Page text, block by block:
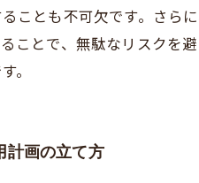
ことも不可欠です。さら
ことで、無駄なリスクを
。
計画の立て方